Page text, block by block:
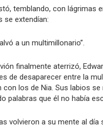
temblando, con lágrimas
se extendían:
a un multimillonario”.
finalmente aterrizó,
de desaparecer entre la
con los de Nia. Sus labios se
palabras que él no había
volvieron a su mente al día